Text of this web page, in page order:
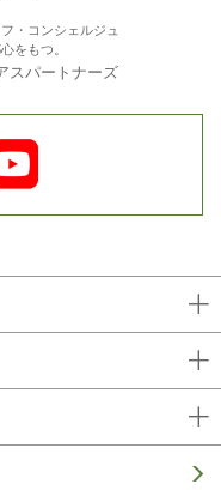
・コンシェルジュ
をもつ。
スパートナーズ